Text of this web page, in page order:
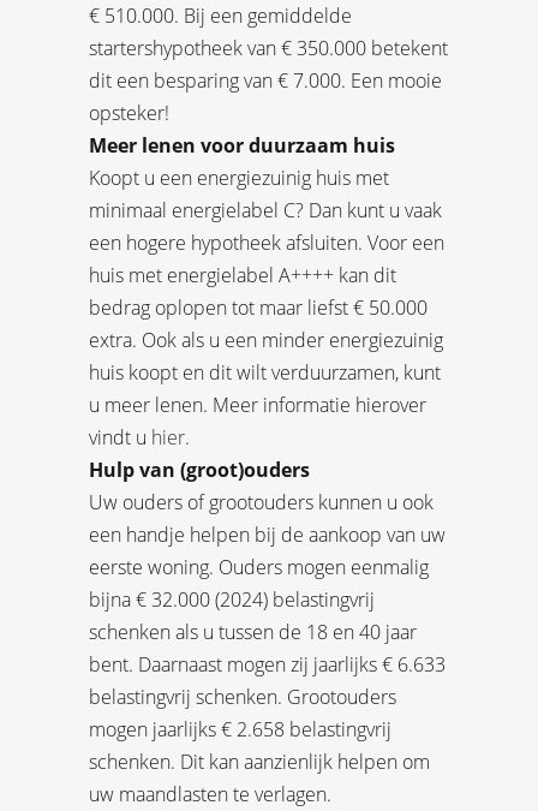
€ 510.000. Bij een gemiddelde
startershypotheek van € 350.000 betekent
dit een besparing van € 7.000. Een mooie
opsteker!
Meer lenen voor duurzaam huis
Koopt u een energiezuinig huis met
minimaal energielabel C? Dan kunt u vaak
een hogere hypotheek afsluiten. Voor een
huis met energielabel A++++ kan dit
bedrag oplopen tot maar liefst € 50.000
extra. Ook als u een minder energiezuinig
huis koopt en dit wilt verduurzamen, kunt
u meer lenen. Meer informatie hierover
vindt u hier.
Hulp van (groot)ouders
Uw ouders of grootouders kunnen u ook
een handje helpen bij de aankoop van uw
eerste woning. Ouders mogen eenmalig
bijna € 32.000 (2024) belastingvrij
schenken als u tussen de 18 en 40 jaar
bent. Daarnaast mogen zij jaarlijks € 6.633
belastingvrij schenken. Grootouders
mogen jaarlijks € 2.658 belastingvrij
schenken. Dit kan aanzienlijk helpen om
uw maandlasten te verlagen.